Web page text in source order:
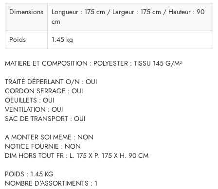
Dimensions
Longueur : 175 cm / Largeur : 175 cm / Hauteur : 90
cm
Poids
1.45 kg
MATIERE ET COMPOSITION : POLYESTER : TISSU 145 G/M²
TRAITÉ DÉPERLANT O/N : OUI
CORDON SERRAGE : OUI
OEUILLETS : OUI
VENTILATION : OUI
SAC DE TRANSPORT : OUI
A MONTER SOI MEME : NON
NOTICE FOURNIE : NON
DIM HORS TOUT FR : L. 175 X P. 175 X H. 90 CM
POIDS : 1.45 KG
NOMBRE D'ASSORTIMENTS : 1